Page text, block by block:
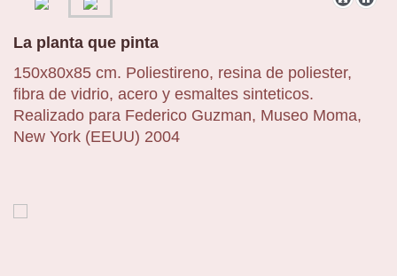
La planta que pinta
150x80x85 cm. Poliestireno, resina de poliester,
fibra de vidrio, acero y esmaltes sinteticos.
Realizado para Federico Guzman, Museo Moma,
New York (EEUU) 2004